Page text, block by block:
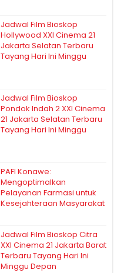
Jadwal Film Bioskop
Hollywood XXI Cinema 21
Jakarta Selatan Terbaru
Tayang Hari Ini Minggu
Jadwal Film Bioskop
Pondok Indah 2 XXI Cinema
21 Jakarta Selatan Terbaru
Tayang Hari Ini Minggu
PAFI Konawe:
Mengoptimalkan
Pelayanan Farmasi untuk
Kesejahteraan Masyarakat
Jadwal Film Bioskop Citra
XXI Cinema 21 Jakarta Barat
Terbaru Tayang Hari Ini
Minggu Depan